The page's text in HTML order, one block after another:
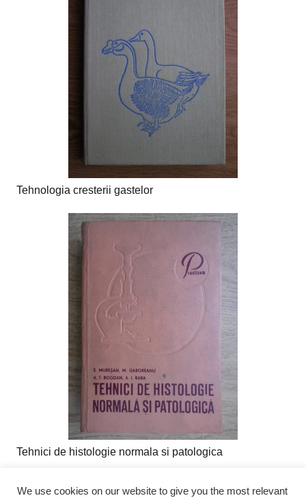
Tehnologia cresterii gastelor
Tehnici de histologie normala si patologica
We use cookies on our website to give you the most relevant